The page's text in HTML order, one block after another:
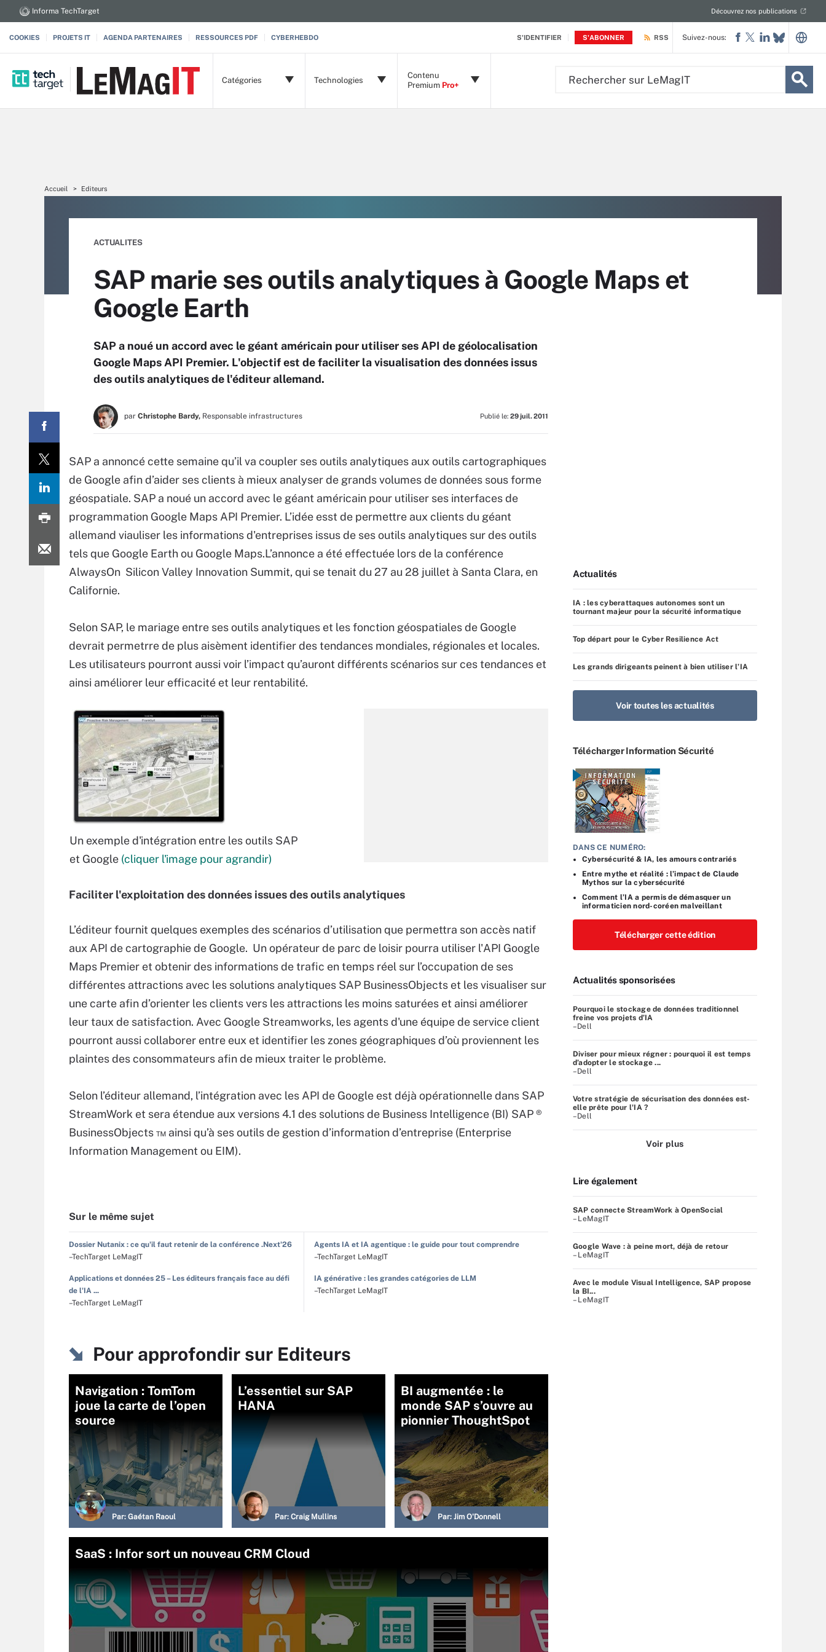
S'IDENTIFIER S'ABONNER
Informa TechTarget Découvrez nos publications
COOKIES PROJETS IT AGENDA PARTENAIRES RESSOURCES PDF CYBERHEBDO RSS
Catégories Technologies
Contenu
Premium Pro+
Suivez-nous:
Accueil Editeurs
ACTUALITES
SAP marie ses outils analytiques à Google Maps et
Google Earth
SAP a noué un accord avec le géant américain pour utiliser ses API de géolocalisation
Google Maps API Premier. L'objectif est de faciliter la visualisation des données issus
des outils analytiques de l'éditeur allemand.
par Christophe Bardy, Responsable infrastructures Publié le: 29 juil. 2011
SAP a annoncé cette semaine qu’il va coupler ses outils analytiques aux outils cartographiques
de Google afin d’aider ses clients à mieux analyser de grands volumes de données sous forme
géospatiale. SAP a noué un accord avec le géant américain pour utiliser ses interfaces de
programmation Google Maps API Premier. L’idée esst de permettre aux clients du géant
allemand viauliser les informations d'entreprises issus de ses outils analytiques sur des outils
tels que Google Earth ou Google Maps.L’annonce a été effectuée lors de la conférence
AlwaysOn Silicon Valley Innovation Summit, qui se tenait du 27 au 28 juillet à Santa Clara, en
Californie.
Selon SAP, le mariage entre ses outils analytiques et les fonction géospatiales de Google
devrait permetrre de plus aisèment identifier des tendances mondiales, régionales et locales.
Les utilisateurs pourront aussi voir l’impact qu’auront différents scénarios sur ces tendances et
ainsi améliorer leur efficacité et leur rentabilité.
Un exemple d'intégration entre les outils SAP
et Google (cliquer l'image pour agrandir)
Faciliter l'exploitation des données issues des outils analytiques
L’éditeur fournit quelques exemples des scénarios d’utilisation que permettra son accès natif
aux API de cartographie de Google. Un opérateur de parc de loisir pourra utiliser l'API Google
Maps Premier et obtenir des informations de trafic en temps réel sur l’occupation de ses
différentes attractions avec les solutions analytiques SAP BusinessObjects et les visualiser sur
une carte afin d’orienter les clients vers les attractions les moins saturées et ainsi améliorer
leur taux de satisfaction. Avec Google Streamworks, les agents d'une équipe de service client
pourront aussi collaborer entre eux et identifier les zones géographiques d’où proviennent les
plaintes des consommateurs afin de mieux traiter le problème.
Selon l’éditeur allemand, l’intégration avec les API de Google est déjà opérationnelle dans SAP
StreamWork et sera étendue aux versions 4.1 des solutions de Business Intelligence (BI) SAP ®
BusinessObjects ™ ainsi qu’à ses outils de gestion d’information d’entreprise (Enterprise
Information Management ou EIM).
Sur le même sujet
Dossier Nutanix : ce qu'il faut retenir de la conférence .Next'26
–TechTarget LeMagIT
Agents IA et IA agentique : le guide pour tout comprendre
–TechTarget LeMagIT
Applications et données 25 – Les éditeurs français face au défi
de l'IA ...
–TechTarget LeMagIT
IA générative : les grandes catégories de LLM
–TechTarget LeMagIT
Pour approfondir sur Editeurs
Navigation : TomTom
joue la carte de l’open
source
Par: Gaétan Raoul
L’essentiel sur SAP
HANA
Par: Craig Mullins
BI augmentée : le
monde SAP s’ouvre au
pionnier ThoughtSpot
Par: Jim O'Donnell
SaaS : Infor sort un nouveau CRM Cloud
Actualités
IA : les cyberattaques autonomes sont un
tournant majeur pour la sécurité informatique
Top départ pour le Cyber Resilience Act
Les grands dirigeants peinent à bien utiliser l’IA
Voir toutes les actualités
Télécharger Information Sécurité
DANS CE NUMÉRO:
Cybersécurité & IA, les amours contrariés
Entre mythe et réalité : l’impact de Claude
Mythos sur la cybersécurité
Comment l’IA a permis de démasquer un
informaticien nord-coréen malveillant
Télécharger cette édition
Actualités sponsorisées
Pourquoi le stockage de données traditionnel
freine vos projets d’IA
–Dell
Diviser pour mieux régner : pourquoi il est temps
d’adopter le stockage ...
–Dell
Votre stratégie de sécurisation des données est-
elle prête pour l'IA ?
–Dell
Voir plus
Lire également
SAP connecte StreamWork à OpenSocial
– LeMagIT
Google Wave : à peine mort, déjà de retour
– LeMagIT
Avec le module Visual Intelligence, SAP propose
la BI...
– LeMagIT